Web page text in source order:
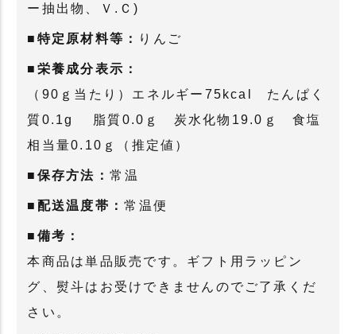
ー抽出物、Ｖ.Ｃ)
■特定原材料等： りんご
■栄養成分表示：
（90ｇ当たり）エネルギー75kcal たんぱく
質0.1g 脂質0.0ｇ 炭水化物19.0ｇ 食塩
相当量0.10ｇ（推定値）
■保存方法： 常温
■配送温度帯：常温便
■備考：
本商品は単品販売です。ギフト用ラッピン
グ、熨斗はお受けできませんのでご了承くだ
さい。